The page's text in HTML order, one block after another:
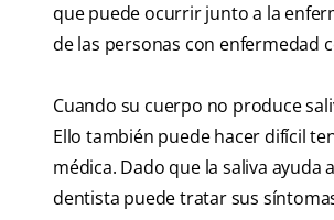
que puede ocurrir junto a la
de las personas con enfermedad
Cuando su cuerpo no produce
Ello también puede hacer difícil
médica. Dado que la saliva
dentista puede tratar sus